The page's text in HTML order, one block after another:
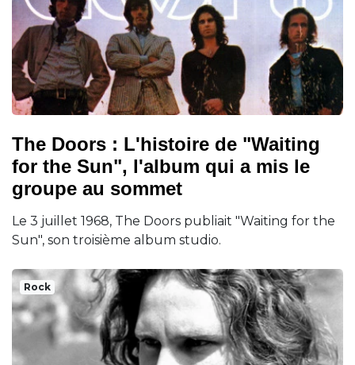
The Doors : L'histoire de "Waiting
for the Sun", l'album qui a mis le
groupe au sommet
Le 3 juillet 1968, The Doors publiait "Waiting for the
Sun", son troisième album studio.
Rock